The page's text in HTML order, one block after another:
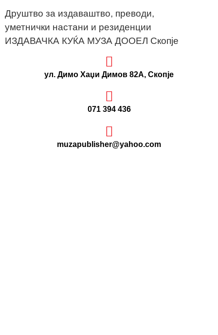
Друштво за издаваштво, преводи,
уметнички настани и резиденции
ИЗДАВАЧКА КУЌА МУЗА ДООЕЛ Скопје
ул. Димо Хаџи Димов 82А, Скопје
071 394 436
muzapublisher@yahoo.com